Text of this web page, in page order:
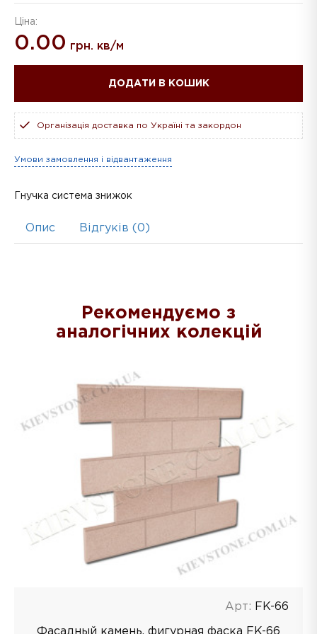
Ціна:
0.00 грн. кв/м
ДОДАТИ В КОШИК
Організація доставка по Україні та закордон
Гнучка система знижок
Умови замовлення і відвантаження
Опис Відгуків (0)
Рекомендуємо з
аналогічних колекцій
Арт: FK-66
Фасадный камень, фигурная фаска FK-66